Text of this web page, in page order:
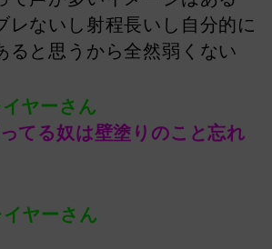
レないし射程長いし自分的に
ると思うから全然弱くない
ヤーさん
てる奴は壁塗りのこと忘れ
ヤーさん